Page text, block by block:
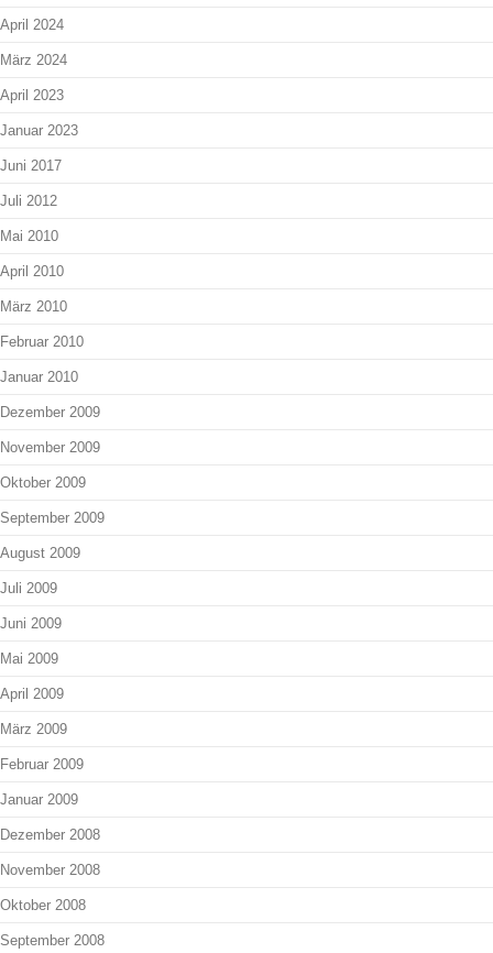
April 2024
März 2024
April 2023
Januar 2023
Juni 2017
Juli 2012
Mai 2010
April 2010
März 2010
Februar 2010
Januar 2010
Dezember 2009
November 2009
Oktober 2009
September 2009
August 2009
Juli 2009
Juni 2009
Mai 2009
April 2009
März 2009
Februar 2009
Januar 2009
Dezember 2008
November 2008
Oktober 2008
September 2008